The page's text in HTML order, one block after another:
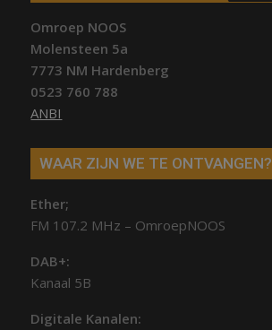
Omroep NOOS
Molensteen 5a
7773 NM Hardenberg
0523 760 788
ANBI
WAAR ZIJN WE TE ONTVANGEN?
Ether;
FM 107.2 MHz – OmroepNOOS
DAB+:
Kanaal 5B
Digitale Kanalen: